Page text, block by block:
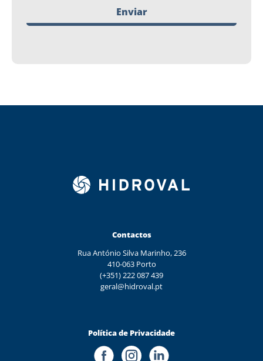
Enviar
Contactos
Rua António Silva Marinho, 236
410-063 Porto
(+351) 222 087 439
geral@hidroval.pt
Política de Privacidade